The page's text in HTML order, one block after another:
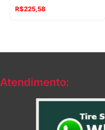
R$225,58
Atendimento: